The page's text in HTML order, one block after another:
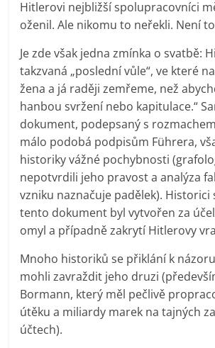
Hitlerovi nejbližší spolupracovníci
oženil. Ale nikomu to neřekli. Není
Je zde však jedna zmínka o svatbě:
takzvaná „poslední vůle“, ve které
žena a já raději zemřeme, než
hanbou svržení nebo kapitulace.“
dokument, podepsaný s
málo podobá podpisům Führera,
historiky vážné pochybnosti
nepotvrdili jeho pravost a analýza
vzniku naznačuje padělek). Historici
tento dokument byl vytvořen za
omyl a případně zakrytí Hitlerovy
Mnoho historiků se přiklání k
mohli zavraždit jeho druzi
Bormann, který měl pečlivě
útěku a miliardy marek na tajných
účtech).